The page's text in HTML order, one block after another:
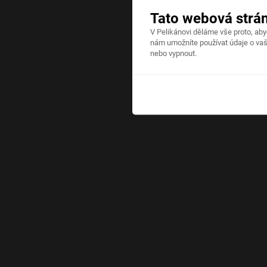
Tato webová
V Pelikánovi děláme vše proto,
nám umožníte používat údaje o
nebo vypnout.